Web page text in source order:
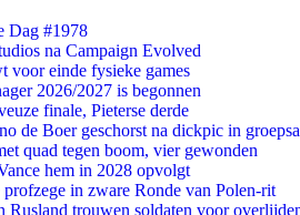
Dag #1978
na Campaign Evolved
voor einde fysieke games
2026/2027 is begonnen
finale, Pieterse derde
de Boer geschorst na dickpic in
quad tegen boom, vier gewonden
hem in 2028 opvolgt
profzege in zware Ronde van Polen-rit
Rusland trouwen soldaten voor